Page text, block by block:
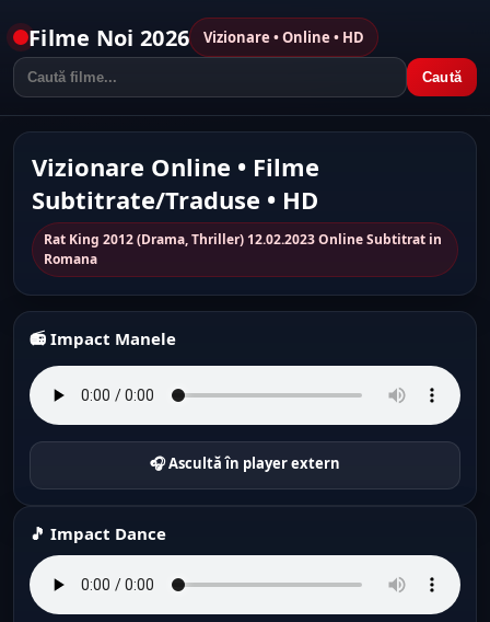
Filme Noi 2026 Vizionare • Online • HD
Caută
Vizionare Online • Filme
Subtitrate/Traduse • HD
Rat King 2012 (Drama, Thriller) 12.02.2023 Online Subtitrat in
Romana
📻 Impact Manele
🎧 Ascultă în player extern
🎵 Impact Dance